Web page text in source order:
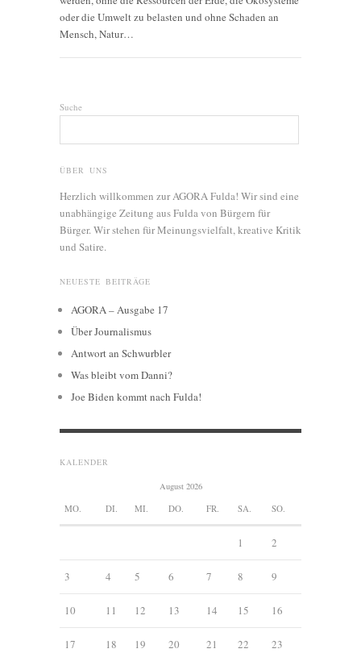
oder die Umwelt zu belasten und ohne Schaden an
Mensch, Natur…
Suche
ÜBER UNS
Herzlich willkommen zur AGORA Fulda! Wir sind eine
unabhängige Zeitung aus Fulda von Bürgern für
Bürger. Wir stehen für Meinungsvielfalt, kreative Kritik
und Satire.
NEUESTE BEITRÄGE
AGORA – Ausgabe 17
Über Journalismus
Antwort an Schwurbler
Was bleibt vom Danni?
Joe Biden kommt nach Fulda!
KALENDER
August 2026
MO. DI. MI. DO. FR. SA. SO.
1 2
3 4 5 6 7 8 9
10 11 12 13 14 15 16
17 18 19 20 21 22 23